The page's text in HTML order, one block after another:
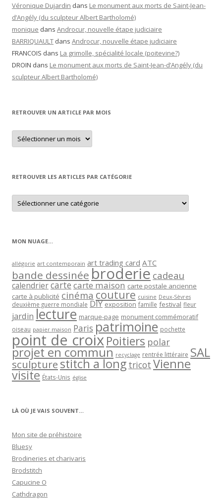
Véronique Dujardin dans Le monument aux morts de Saint-Jean-
d’Angély (du sculpteur Albert Bartholomé)
monique dans Androcur, nouvelle étape judiciaire
BARRIQUAULT dans Androcur, nouvelle étape judiciaire
FRANCOIS dans La grimolle, spécialité locale (poitevine?)
DROIN dans Le monument aux morts de Saint-Jean-d’Angély (du
sculpteur Albert Bartholomé)
RETROUVER UN ARTICLE PAR MOIS
Retrouver
un
article
RETROUVER LES ARTICLES PAR CATÉGORIE
Retrouver
les
articles
MON NUAGE…
allégorie art contemporain art trading card ATC
bande dessinée broderie cadeau
calendriercartecarte maison carte postale ancienne
carte à publicité cinéma couture cuisine Deux-Sèvres
deuxième guerre mondiale DIY exposition famille festival fleur
jardin lecture marque-page monument commémoratif
oiseau papier maison Paris patrimoine pochette
point de croixPoitiers polar
projet en commun recyclage rentrée littéraire SAL
sculpturestitch a long tricot Vienne
visite États-Unis église
LÀ OÙ JE VAIS SOUVENT…
Mon site de préhistoire
Bluesy
Brodineries et charivaris
Brodstitch
Capucine O
Cathdragon